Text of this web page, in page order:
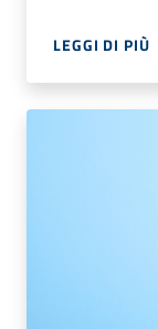
LEGGI DI PIÙ